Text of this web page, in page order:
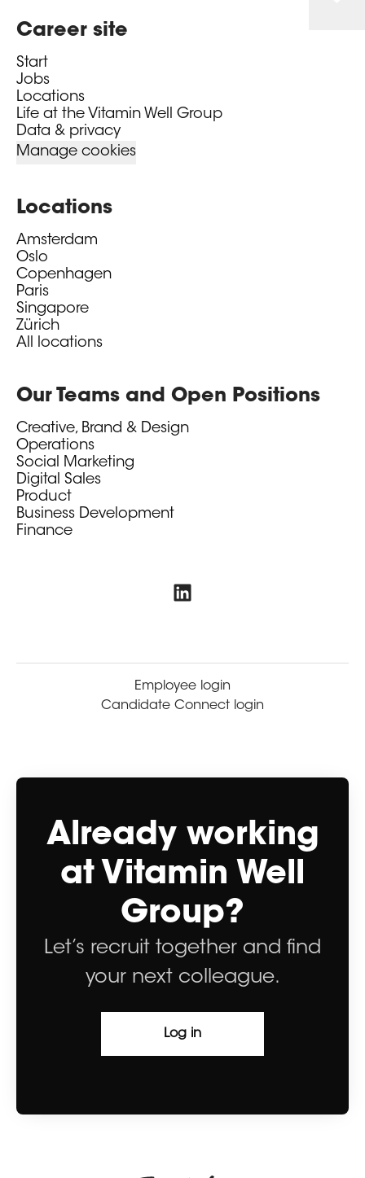
Career site
Start
Jobs
Locations
Life at the Vitamin Well Group
Data & privacy
Manage cookies
Locations
Amsterdam
Oslo
Copenhagen
Paris
Singapore
Zürich
All locations
Our Teams and Open Positions
Creative, Brand & Design
Operations
Social Marketing
Digital Sales
Product
Business Development
Finance
Employee login
Candidate Connect login
Already working
at Vitamin Well
Group?
Let’s recruit together and find
your next colleague.
Log in